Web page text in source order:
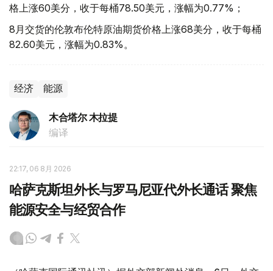
格上涨60美分，收于每桶78.50美元，涨幅为0.77%；
8月交货的伦敦布伦特原油期货价格上涨68美分，收于每桶
82.60美元，涨幅为0.83%。
经济 能源
木合塔尔 木拉提
编译
22:17, 06 8月 2026
哈萨克斯坦外长与罗马尼亚代外长通话 聚焦
能源安全与经贸合作